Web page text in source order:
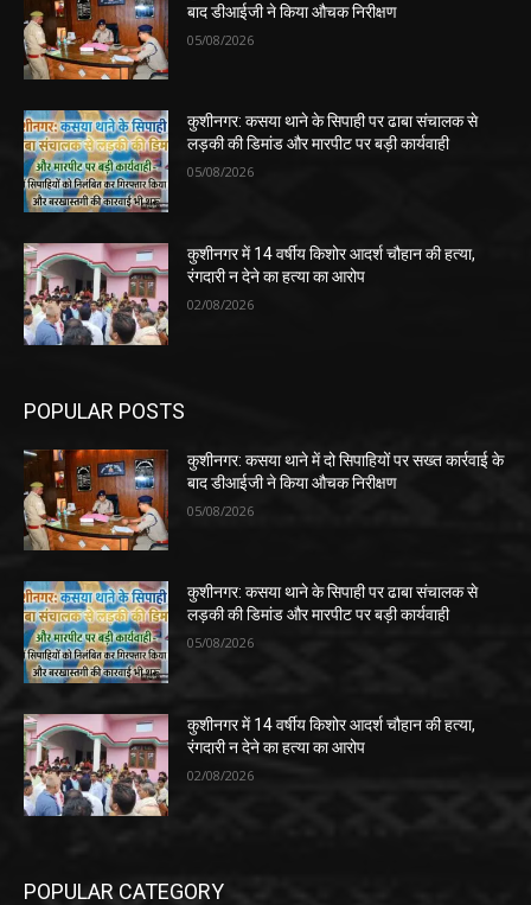
बाद डीआईजी ने किया औचक निरीक्षण
05/08/2026
कुशीनगर: कसया थाने के सिपाही पर ढाबा संचालक से
लड़की की डिमांड और मारपीट पर बड़ी कार्यवाही
05/08/2026
कुशीनगर में 14 वर्षीय किशोर आदर्श चौहान की हत्या,
रंगदारी न देने का हत्या का आरोप
02/08/2026
POPULAR POSTS
कुशीनगर: कसया थाने में दो सिपाहियों पर सख्त कार्रवाई के
बाद डीआईजी ने किया औचक निरीक्षण
05/08/2026
कुशीनगर: कसया थाने के सिपाही पर ढाबा संचालक से
लड़की की डिमांड और मारपीट पर बड़ी कार्यवाही
05/08/2026
कुशीनगर में 14 वर्षीय किशोर आदर्श चौहान की हत्या,
रंगदारी न देने का हत्या का आरोप
02/08/2026
POPULAR CATEGORY